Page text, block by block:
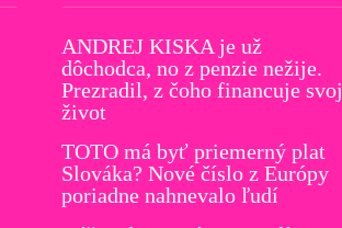
ANDREJ KISKA je už
dôchodca, no z penzie nežije.
Prezradil, z čoho financuje svoj
život
TOTO má byť priemerný plat
Slováka? Nové číslo z Európy
poriadne nahnevalo ľudí